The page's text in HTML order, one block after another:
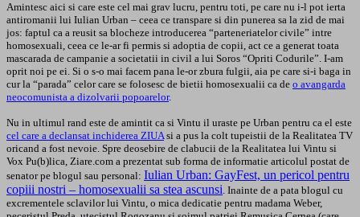
Amintesc aici si care este cel mai grav lucru, pentru toti, pe care nu i-l pot ierta
antiromanii lui Iulian Urban – ceea ce transpare si din punerea sa la zid de mai
jos: faptul ca a reusit sa blocheze introducerea “parteneriatelor civile” intre
homosexuali, ceea ce le-ar fi permis si adoptia de copii, act ce a generat toata
mascarada de campanie a societatii in civil a lui Soros “Opriti Codurile”. I-am
oprit noi pe ei. Si o s-o mai facem pana le-or zbura fulgii, aia pe care si-i baga in
cur la “parada” celor care se folosesc de bietii homosexualii ca de o avangarda
neocomunista a dizolvarii popoarelor.
Nu in ultimul rand este de amintit ca si Vintu il uraste pe Urban pentru ca el este
cel care a declansat inchiderea ZIUAsi a pus la colt tupeistii de la Realitatea TV
oricand a fost nevoie. Spre deosebire de clabucii de la Realitatea lui Vintu si
Vox Pu(b)lica, Ziare.com a prezentat sub forma de informatie articolul postat de
senator pe blogul sau personal: Iulian Urban: GayFest, un pericol pentru
copiii nostri – homosexualii sa stea ascunsi. Inainte de a pata blogul cu
excrementele sclavilor lui Vintu, o mica dedicatie pentru madama Weber,